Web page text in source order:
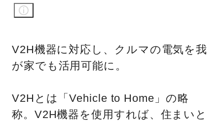
V2H機器に対応し、クルマの電気を我
が家でも活用可能に。
V2Hとは「Vehicle to Home」の略
称。V2H機器を使用すれば、住まいと